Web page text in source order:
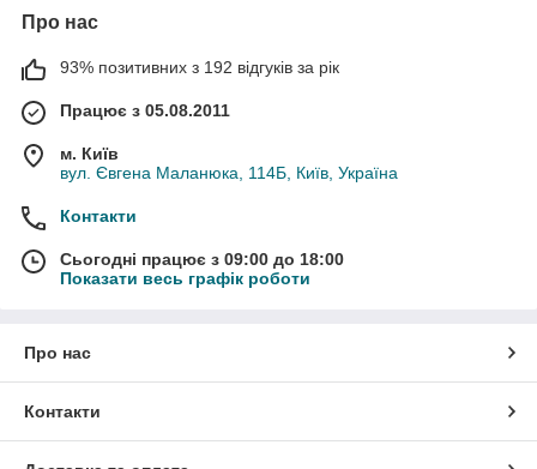
оплату можна здійснити через нашого кур'єра на місці.
Про нас
93% позитивних з 192 відгуків за рік
Працює з 05.08.2011
м. Київ
вул. Євгена Маланюка, 114Б, Київ, Україна
Контакти
Сьогодні працює з 09:00 до 18:00
Показати весь графік роботи
Про нас
Контакти